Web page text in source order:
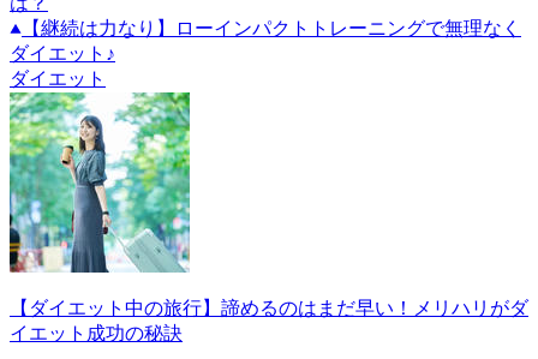
【継続は力なり】ローインパクトトレーニングで無理なく
ダイエット♪
ダイエット
【ダイエット中の旅行】諦めるのはまだ早い！メリハリがダ
イエット成功の秘訣